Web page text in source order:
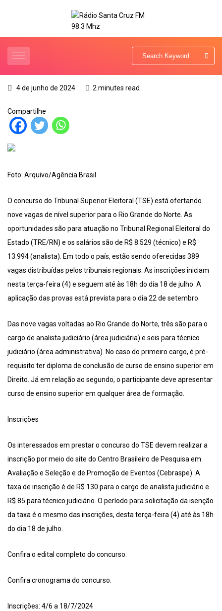
4 de junho de 2024 2 minutes read
Compartilhe
Foto: Arquivo/Agência Brasil
O concurso do Tribunal Superior Eleitoral (TSE) está ofertando
nove vagas de nível superior para o Rio Grande do Norte. As
oportunidades são para atuação no Tribunal Regional Eleitoral do
Estado (TRE/RN) e os salários são de R$ 8.529 (técnico) e R$
13.994 (analista). Em todo o país, estão sendo oferecidas 389
vagas distribuídas pelos tribunais regionais. As inscrições iniciam
nesta terça-feira (4) e seguem até às 18h do dia 18 de julho. A
aplicação das provas está prevista para o dia 22 de setembro.
Das nove vagas voltadas ao Rio Grande do Norte, três são para o
cargo de analista judiciário (área judiciária) e seis para técnico
judiciário (área administrativa). No caso do primeiro cargo, é pré-
requisito ter diploma de conclusão de curso de ensino superior em
Direito. Já em relação ao segundo, o participante deve apresentar
curso de ensino superior em qualquer área de formação.
Inscrições
Os interessados em prestar o concurso do TSE devem realizar a
inscrição por meio do site do Centro Brasileiro de Pesquisa em
Avaliação e Seleção e de Promoção de Eventos (Cebraspe). A
taxa de inscrição é de R$ 130 para o cargo de analista judiciário e
R$ 85 para técnico judiciário. O período para solicitação da isenção
da taxa é o mesmo das inscrições, desta terça-feira (4) até às 18h
do dia 18 de julho.
Confira o edital completo do concurso.
Confira cronograma do concurso:
Inscrições: 4/6 a 18/7/2024